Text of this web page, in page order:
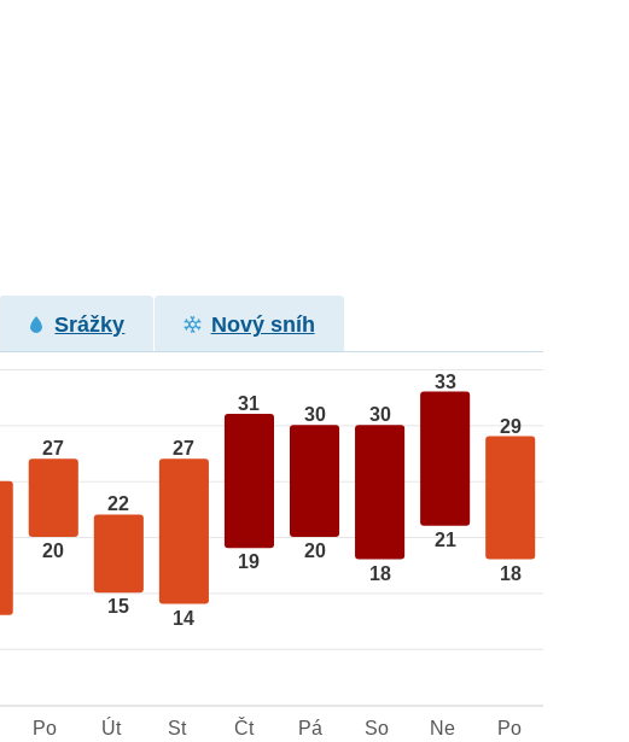
Srážky Nový sníh
27
20
22
15
27
14
31
19
30
20
30
18
33
21
29
18
Po Út St Čt Pá So Ne Po